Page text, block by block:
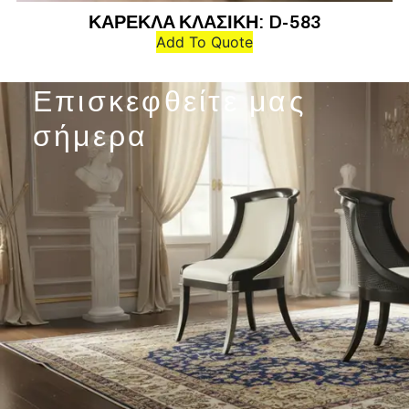
ΚΑΡΕΚΛΑ ΚΛΑΣΙΚΗ: D-583
Add To Quote
Επισκεφθείτε μας
σήμερα